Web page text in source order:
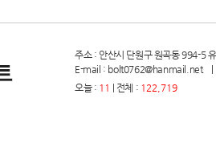
주소 : 안산시 단원구 원곡동
E-mail : bolt0762@hanmail.net
오늘 : 11 | 전체 : 122,719